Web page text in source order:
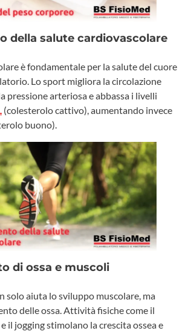
della salute cardiovascolare
è fondamentale per la salute del cuore
Lo sport migliora la circolazione
pressione arteriosa e abbassa i livelli
(colesterolo cattivo), aumentando invece
buono).
di ossa e muscoli
solo aiuta lo sviluppo muscolare, ma
delle ossa. Attività fisiche come il
il jogging stimolano la crescita ossea e